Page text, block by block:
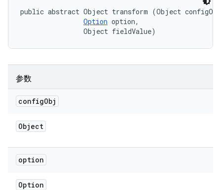
public abstract Object transform (Object
Option option,
                Object fieldValue)
参数
configObj
Object
option
Option